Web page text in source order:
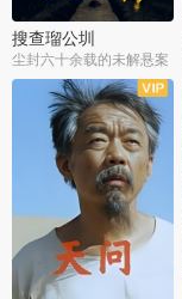
搜查瑠公圳
尘封六十余载的未解悬案